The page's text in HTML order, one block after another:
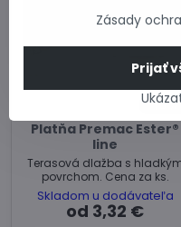
10%
Platňa Premac Ester®
line
Terasová dlažba s
povrchom. Cena za ks.
Skladom u dodávateľa
od 3,32 €
Zásady
Prijať